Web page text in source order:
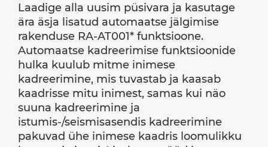
Laadige alla uusim püsivara ja kasutage
ära äsja lisatud automaatse jälgimise
rakenduse RA-AT001* funktsioone.
Automaatse kadreerimise funktsioonide
hulka kuulub mitme inimese
kadreerimine, mis tuvastab ja kaasab
kaadrisse mitu inimest, samas kui näo
suuna kadreerimine ja
istumis-/seismisasendis kadreerimine
pakuvad ühe inimese kaadris loomulikku